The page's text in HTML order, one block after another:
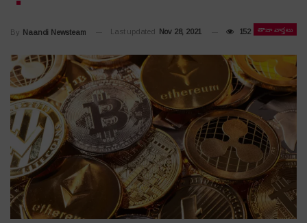
తాజా వార్తలు
By Naandi Newsteam Last updated Nov 28, 2021 152